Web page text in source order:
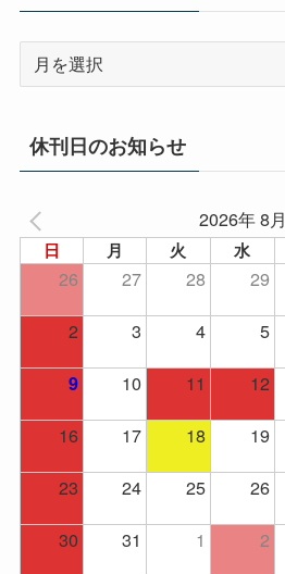
イ
ブ
休刊日のお知らせ
2026年 8月
日 月 火 水
26 27 28 29
2
3 4 5
9 10 11 12
16
17 18 19
23
24 25 26
30
31 1 2